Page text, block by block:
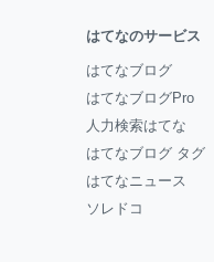
はてなのサービス
はてなブログ
はてなブログPro
人力検索はてな
はてなブログ タグ
はてなニュース
ソレドコ